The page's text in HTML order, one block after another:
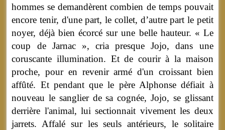
hommes se demandèrent combien de temps pouvait
encore tenir, d'une part, le collet, d’autre part le petit
noyer, déjà bien écorcé sur une belle hauteur. « Le
coup de Jarnac », cria presque Jojo, dans une
coruscante illumination. Et de courir à la maison
proche, pour en revenir armé d'un croissant bien
affûté. Et pendant que le père Alphonse défiait à
nouveau le sanglier de sa cognée, Jojo, se glissant
derrière l'animal, lui sectionnait vivement les deux
jarrets. Affalé sur les seuls antérieurs, le solitaire